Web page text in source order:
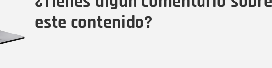
este contenido?